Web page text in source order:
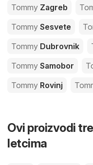
Tommy Zagreb
Tommy Sesvete
Tommy Dubrovnik
Tommy Samobor
Tommy Rovinj
Ovi proizvodi
letcima